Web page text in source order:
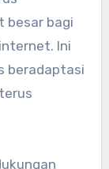
besar bagi
Ini
beradaptasi